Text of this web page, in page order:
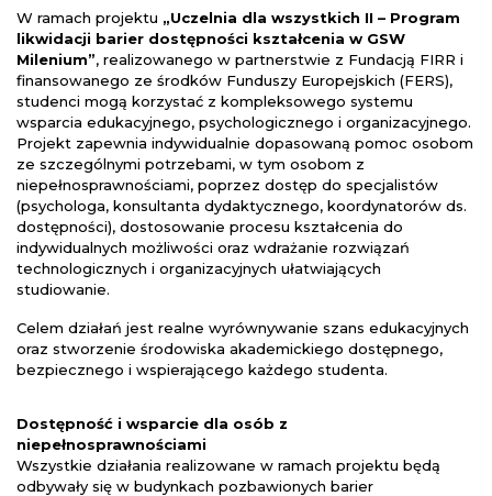
W ramach projektu „Uczelnia dla wszystkich II – Program
likwidacji barier dostępności kształcenia w GSW
Milenium”, realizowanego w partnerstwie z Fundacją FIRR i
finansowanego ze środków Funduszy Europejskich (FERS),
studenci mogą korzystać z kompleksowego systemu
wsparcia edukacyjnego, psychologicznego i organizacyjnego.
Projekt zapewnia indywidualnie dopasowaną pomoc osobom
ze szczególnymi potrzebami, w tym osobom z
niepełnosprawnościami, poprzez dostęp do specjalistów
(psychologa, konsultanta dydaktycznego, koordynatorów ds.
dostępności), dostosowanie procesu kształcenia do
indywidualnych możliwości oraz wdrażanie rozwiązań
technologicznych i organizacyjnych ułatwiających
studiowanie.
Celem działań jest realne wyrównywanie szans edukacyjnych
oraz stworzenie środowiska akademickiego dostępnego,
bezpiecznego i wspierającego każdego studenta.
Dostępność i wsparcie dla osób z
niepełnosprawnościami
Wszystkie działania realizowane w ramach projektu będą
odbywały się w budynkach pozbawionych barier